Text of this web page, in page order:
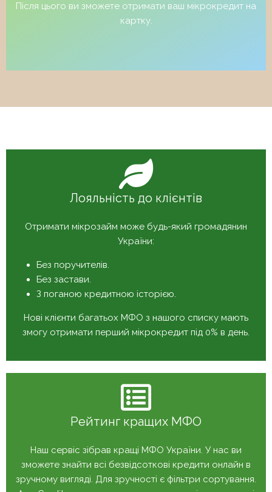
Після цього ви зможете отримати ваш мікрокредит на
картку.
Лояльність до клієнтів
Отримати мікрозайм може будь-який громадянин
України:
Без поручителів.
Без застави.
З поганою кредитною історією.
Нові клієнти багатьох МФО з нашого списку мають
змогу отримати перший мікрокредит під 0% в день.
Рейтинг кращих МФО
Наш сервіс зібрав кращі МФО України. У нас ви
зможете знайти всі безвідсоткові кредити онлайн в
зручному вигляді. Для зручності є фільтри сортування.